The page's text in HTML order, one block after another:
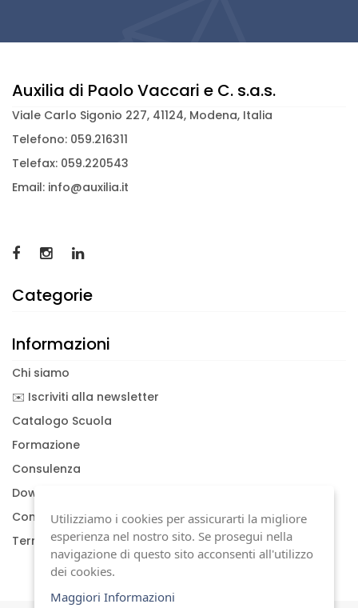
Auxilia di Paolo Vaccari e C. s.a.s.
Viale Carlo Sigonio 227, 41124, Modena, Italia
Telefono: 059.216311
Telefax: 059.220543
Email: info@auxilia.it
Categorie
Informazioni
Chi siamo
✉️ Iscriviti alla newsletter
Catalogo Scuola
Formazione
Consulenza
Download documenti
Condizioni generali
Termini di garanzia
Utilizziamo i cookies per assicurarti la migliore
esperienza nel nostro sito. Se prosegui nella
navigazione di questo sito acconsenti all'utilizzo
dei cookies.
Maggiori Informazioni